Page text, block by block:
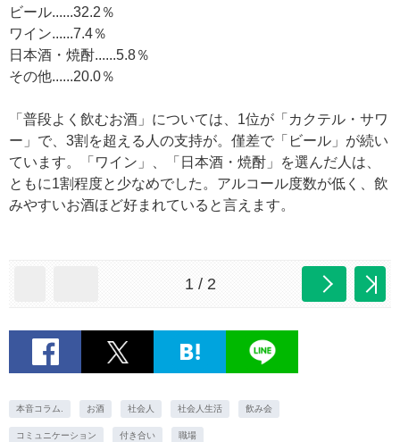
ビール......32.2％
ワイン......7.4％
日本酒・焼酎......5.8％
その他......20.0％
「普段よく飲むお酒」については、1位が「カクテル・サワ
ー」で、3割を超える人の支持が。僅差で「ビール」が続い
ています。「ワイン」、「日本酒・焼酎」を選んだ人は、
ともに1割程度と少なめでした。アルコール度数が低く、飲
みやすいお酒ほど好まれていると言えます。
1 / 2
本音コラム. お酒 社会人 社会人生活 飲み会
コミュニケーション 付き合い 職場